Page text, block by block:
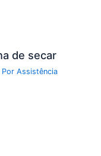
de secar
PorAssistência